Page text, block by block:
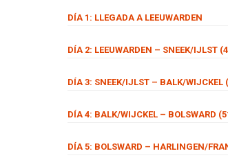
DÍA 1: LLEGADA A LEEUWARDEN
DÍA 2: LEEUWARDEN – SNEEK/IJLST
DÍA 3: SNEEK/IJLST – BALK/WIJCKEL
DÍA 4: BALK/WIJCKEL – BOLSWARD
DÍA 5: BOLSWARD – HARLINGEN/